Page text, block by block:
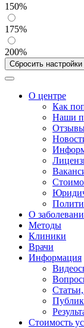
150%
175%
200%
Сбросить настройки
О центре
Как
Наши
О
Методы
Клиники
Врачи
Информация
Стоимость